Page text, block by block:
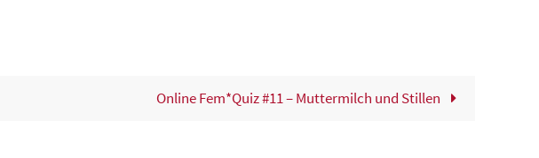
Online Fem*Quiz #11 – Muttermilch und Stillen